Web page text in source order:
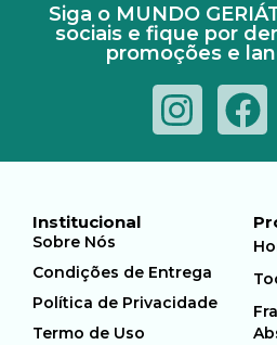
Siga o MUNDO
sociais e fique por
promoções e
Institucional
Sobre Nós
Condições de Entrega
Política de Privacidade
Termo de Uso